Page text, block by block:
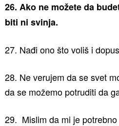
26. Ako ne možete da
biti ni svinja.
27. Nađi ono što voliš i
28. Ne verujem da se svet
da se možemo potruditi da
29. Mislim da mi je